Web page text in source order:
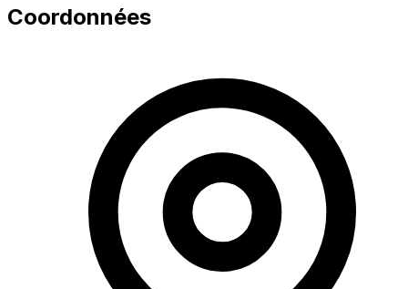
Coordonnées